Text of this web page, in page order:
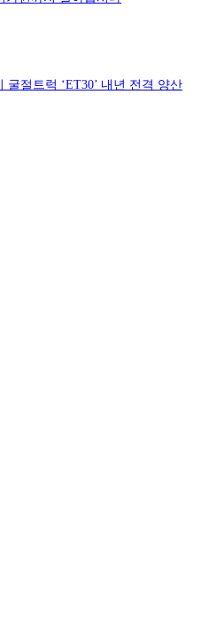
절트럭 ‘ET30’ 내년 전격 양산